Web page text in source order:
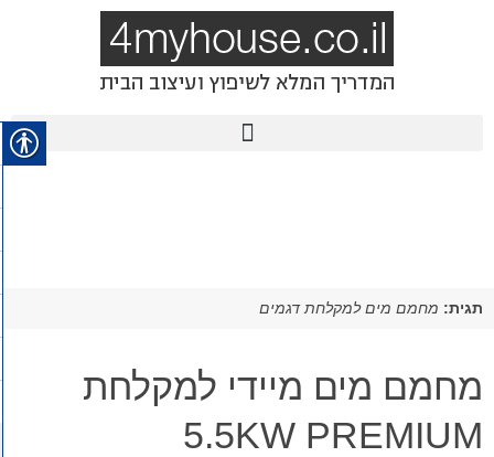
תגית: מחמם מים למקלחת דגמים
מחמם מים מיידי למקלחת
5.5KW PREMIUM